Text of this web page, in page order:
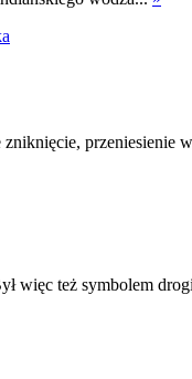
przeniesienie
więc też symbolem